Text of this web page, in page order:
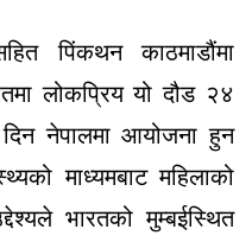
पिंकथन काठमाडौंमा
लोकप्रिय यो दौड २४
नेपालमा आयोजना हुन
माध्यमबाट महिलाको
भारतको मुम्बईस्थित